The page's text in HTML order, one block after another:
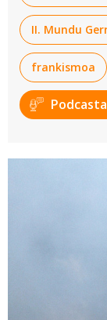
II. Mundu
frankismoa